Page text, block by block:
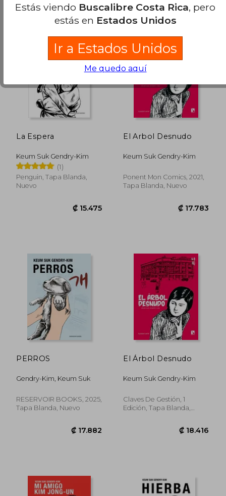
₡ 12.485 ₡
La Espera
Keum Suk Gendry-Kim
(1)
Penguin, Tapa Blanda,
Nuevo
El Arbol Desnudo
Keum Suk Gendry-Kim
Ponent Mon Comics, 2021,
Tapa Blanda, Nuevo
PERROS
Gendry-Kim, Keum Suk
RESERVOIR BOOKS, 2025,
Tapa Blanda, Nuevo
El Árbol Desnudo
Keum Suk Gendry-Kim
Claves De Gestión, 1
Edición, Tapa Blanda,
Estás viendo Buscalibre Costa Rica, pero
estás en Estados Unidos
Ir a Estados Unidos
Me quedo aquí